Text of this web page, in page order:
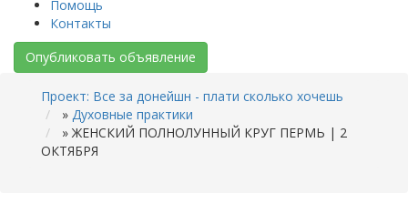
Помощь
Контакты
Опубликовать объявление
Проект: Все за донейшн - плати сколько хочешь
» Духовные практики
»ЖЕНСКИЙ ПОЛНОЛУННЫЙ КРУГ ПЕРМЬ | 2
ОКТЯБРЯ